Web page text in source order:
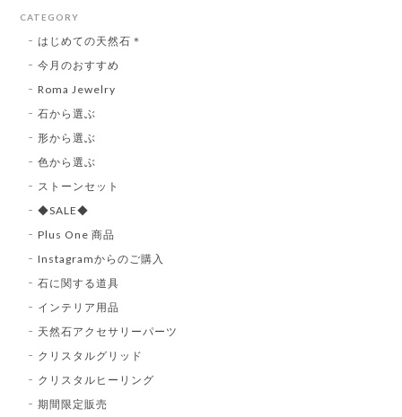
CATEGORY
はじめての天然石＊
今月のおすすめ
Roma Jewelry
石から選ぶ
形から選ぶ
色から選ぶ
ストーンセット
◆SALE◆
Plus One 商品
Instagramからのご購入
石に関する道具
インテリア用品
天然石アクセサリーパーツ
クリスタルグリッド
クリスタルヒーリング
期間限定販売